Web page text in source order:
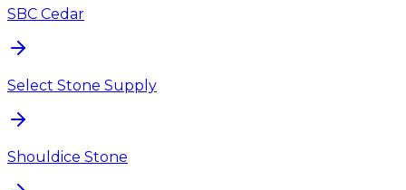
SBC Cedar
Select Stone Supply
Shouldice Stone